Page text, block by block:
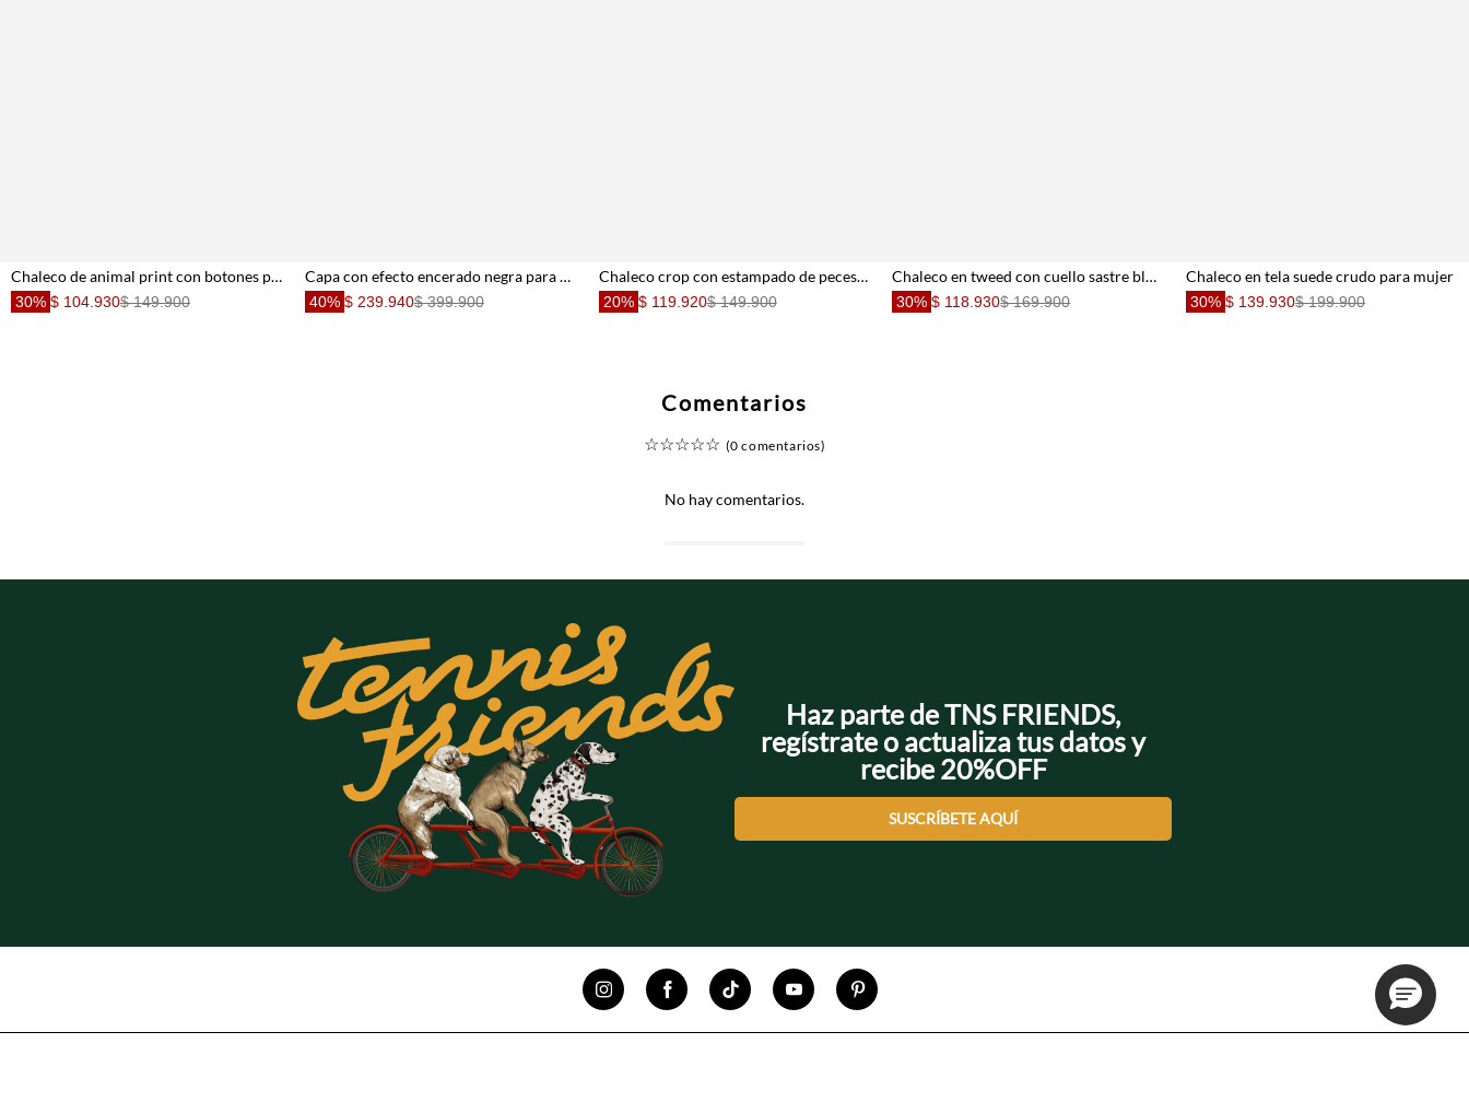
Chaleco de animal print con botones para mujer
30% $ 104.930$ 149.900
Capa con efecto encerado negra para mujer
40% $ 239.940$ 399.900
Chaleco crop con estampado de peces en algodón naranja para mujer
20% $ 119.920$ 149.900
Chaleco en tweed con cuello sastre blanco para mujer
30% $ 118.930$ 169.900
Chaleco en tela suede crudo para mujer
30% $ 139.930$ 199.900
Comentarios
☆☆☆☆☆ (0 comentarios)
No hay comentarios.
Haz parte de TNS FRIENDS,
regístrate o actualiza tus datos y
recibe 20%OFF
SUSCRÍBETE AQUÍ